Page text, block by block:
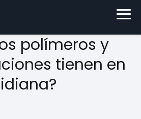
polímeros y
tienen en